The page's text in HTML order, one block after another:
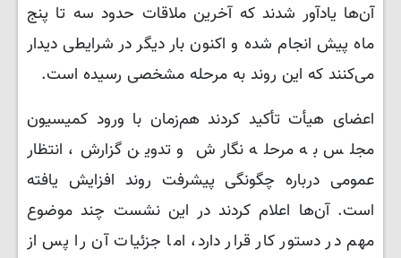
آن‌ها یادآور شدند که آخرین ملاقات حدود سه تا پنج
ماه پیش انجام شده و اکنون بار دیگر در شرایطی دیدار
می‌کنند که این روند به مرحله مشخصی رسیده است.
اعضای هیأت تأکید کردند هم‌زمان با ورود کمیسیون
مجلس به مرحله نگارش و تدوین گزارش، انتظار
عمومی درباره چگونگی پیشرفت روند افزایش یافته
است. آن‌ها اعلام کردند در این نشست چند موضوع
مهم در دستور کار قرار دارد، اما جزئیات آن را پس از